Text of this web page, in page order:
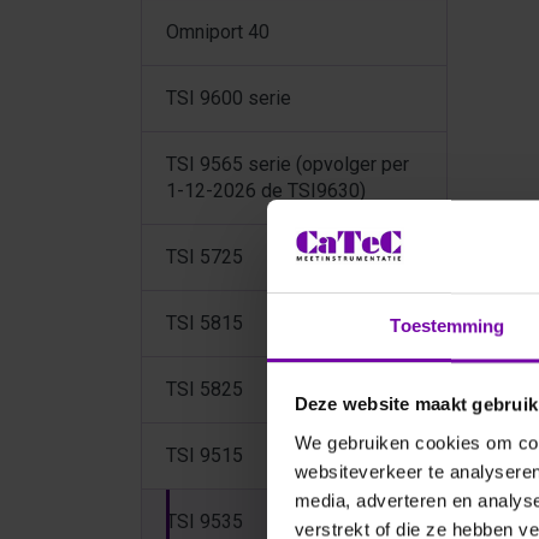
Toestemming
Deze website maakt
We gebruiken cookies om
websiteverkeer te
media, adverteren en
verstrekt of die ze hebben
Omniport 40
TSI 9600 serie
TSI 9565 serie (opvolger per
1-12-2026 de TSI9630)
TSI 5725
TSI 5815
TSI 5825
TSI 9515
TSI 9535